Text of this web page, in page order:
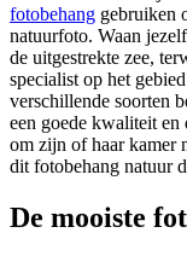
fotobehang gebruiken
natuurfoto. Waan
de uitgestrekte zee,
specialist op het
verschillende soorten
een goede kwaliteit en
om zijn of haar kamer
dit fotobehang natuur
De mooiste